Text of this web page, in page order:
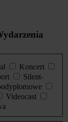
Koncert
Silent-
Videocast